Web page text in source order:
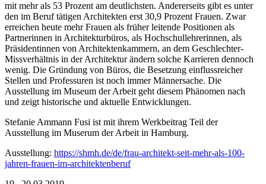
mit mehr als 53 Prozent am deutlichsten. Andererseits gibt es unter
den im Beruf tätigen Architekten erst 30,9 Prozent Frauen. Zwar
erreichen heute mehr Frauen als früher leitende Positionen als
Partnerinnen in Architekturbüros, als Hochschullehrerinnen, als
Präsidentinnen von Architektenkammern, an dem Geschlechter-
Missverhältnis in der Architektur ändern solche Karrieren dennoch
wenig. Die Gründung von Büros, die Besetzung einflussreicher
Stellen und Professuren ist noch immer Männersache. Die
Ausstellung im Museum der Arbeit geht diesem Phänomen nach
und zeigt historische und aktuelle Entwicklungen.
Stefanie Ammann Fusi ist mit ihrem Werkbeitrag Teil der
Ausstellung im Muserum der Arbeit in Hamburg.
Ausstellung: https://shmh.de/de/frau-architekt-seit-mehr-als-100-
jahren-frauen-im-architektenberuf